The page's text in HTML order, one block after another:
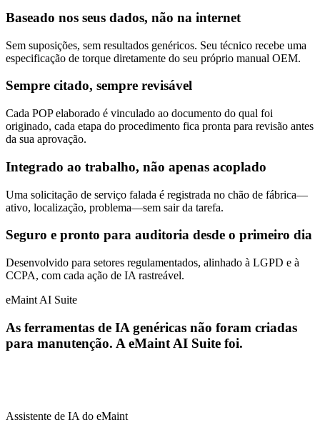
Manutenção Preventiva
Manutenção Preditiva
Aja com base em dados de sensores e condição
Ciências da Vida
GxP, 21 CFR Parte 11, pronto para validação
Corporativo, educação, imóveis de uso misto
Baseado nos seus dados, não na internet
Sem suposições, sem resultados genéricos. Seu técnico recebe uma
especificação de torque diretamente do seu próprio manual OEM.
Sempre citado, sempre revisável
Cada POP elaborado é vinculado ao documento do qual foi
originado, cada etapa do procedimento fica pronta para revisão antes
da sua aprovação.
Integrado ao trabalho, não apenas acoplado
Uma solicitação de serviço falada é registrada no chão de fábrica—
ativo, localização, problema—sem sair da tarefa.
Seguro e pronto para auditoria desde o primeiro dia
Desenvolvido para setores regulamentados, alinhado à LGPD e à
CCPA, com cada ação de IA rastreável.
eMaint AI Suite
As ferramentas de IA genéricas não foram criadas
para manutenção. A eMaint AI Suite foi.
Assistente de IA do eMaint